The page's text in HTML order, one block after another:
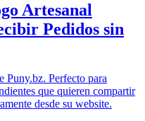
Artesanal
Pedidos sin
Puny.bz. Perfecto para
que quieren compartir
desde su website.